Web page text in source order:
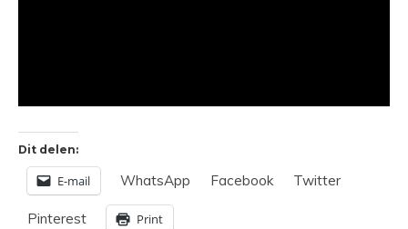
Dit delen:
E-mail WhatsApp Facebook Twitter
Pinterest Print